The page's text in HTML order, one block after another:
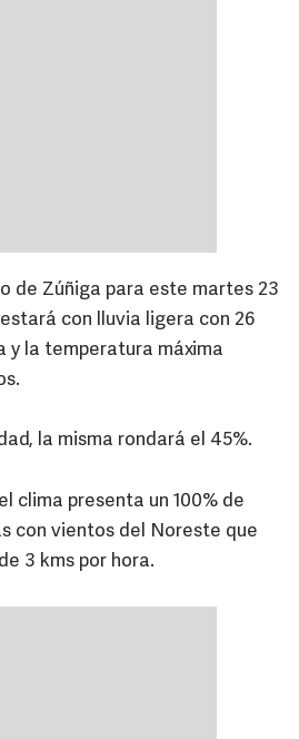
de Zúñiga para este martes 23
con lluvia ligera con 26
y la temperatura máxima
la misma rondará el 45%.
clima presenta un 100% de
con vientos del Noreste que
3 kms por hora.